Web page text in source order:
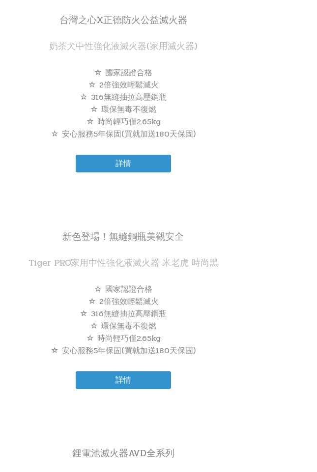
台灣之心X正德防火公益滅火器
奶茶犬中性強化液滅火器(家用滅火器)
☆ 國家認證合格
☆ 2倍強效輕鬆滅火
☆ 316無縫抽拉高壓鋼瓶
☆ 環保無毒不復燃
☆ 時尚輕巧僅2.65kg
☆ 安心服務5年保固(買就加送180天保固)
詳情
新色登場！無縫鋼瓶美觀安全
Tiger PRO家用中性強化液滅火器 米老虎 時尚黑
☆ 國家認證合格
☆ 2倍強效輕鬆滅火
☆ 316無縫抽拉高壓鋼瓶
☆ 環保無毒不復燃
☆ 時尚輕巧僅2.65kg
☆ 安心服務5年保固(買就加送180天保固)
詳情
鋰電池滅火器AVD全系列